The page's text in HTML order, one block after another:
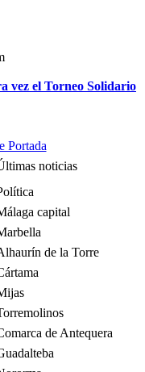
vez el Torneo Solidario
Portada
noticias
capital
de la Torre
de Antequera